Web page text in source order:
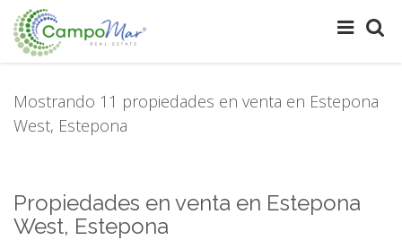
Mostrando 11 propiedades en venta en Estepona
West, Estepona
Propiedades en venta en Estepona
West, Estepona